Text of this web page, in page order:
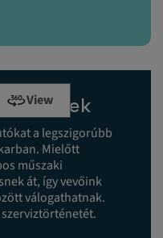
View
a legszigorúbb
Mielőtt
műszaki
át, így vevőink
válogathatnak.